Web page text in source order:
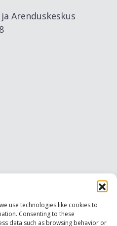
use technologies like cookies to
Consenting to these
data such as browsing behavior or
Arenduskeskus